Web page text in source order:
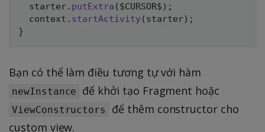
  starter
. putExtra ( $CURSOR$ ) ;
  context
. startActivity ( starter) ;
}
Bạn có thể làm điều tương tự với hàm
newInstance để khởi tạo Fragment hoặc
ViewConstructors
để thêm constructor cho
custom view.